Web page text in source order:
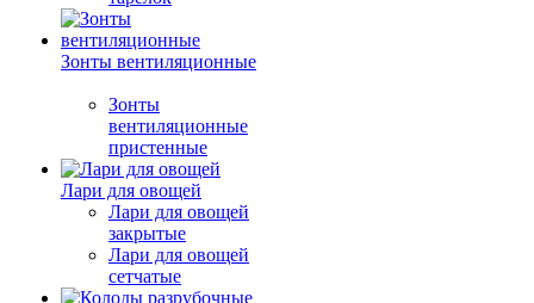
Зонты вентиляционные
Зонты
вентиляционные
пристенные
Лари для овощей
Лари для овощей
закрытые
Лари для овощей
сетчатые